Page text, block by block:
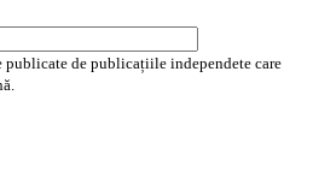
de publicațiile independete care